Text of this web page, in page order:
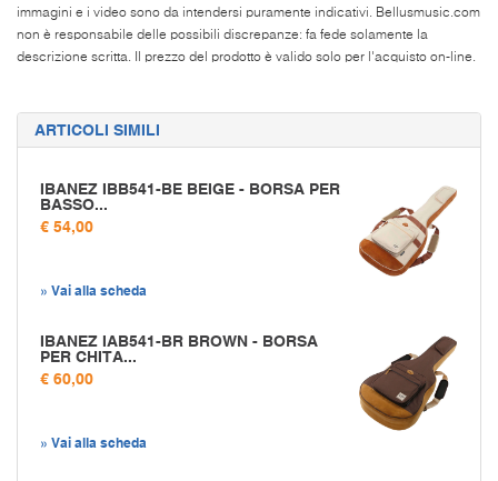
immagini e i video sono da intendersi puramente indicativi. Bellusmusic.com
non è responsabile delle possibili discrepanze: fa fede solamente la
descrizione scritta. Il prezzo del prodotto è valido solo per l'acquisto on-line.
ARTICOLI SIMILI
IBANEZ IBB541-BE BEIGE - BORSA PER
BASSO...
€ 54,00
» Vai alla scheda
IBANEZ IAB541-BR BROWN - BORSA
PER CHITA...
€ 60,00
» Vai alla scheda